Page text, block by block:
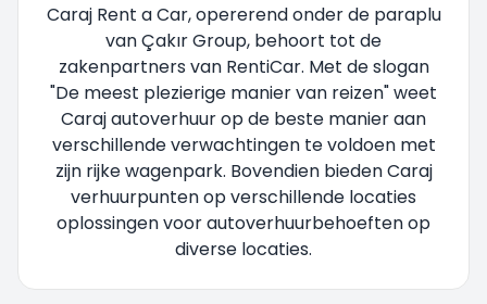
Caraj Rent a Car, opererend onder de paraplu
van Çakır Group, behoort tot de
zakenpartners van RentiCar. Met de slogan
"De meest plezierige manier van reizen" weet
Caraj autoverhuur op de beste manier aan
verschillende verwachtingen te voldoen met
zijn rijke wagenpark. Bovendien bieden Caraj
verhuurpunten op verschillende locaties
oplossingen voor autoverhuurbehoeften op
diverse locaties.